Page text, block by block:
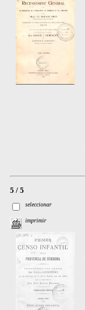
5 / 5
seleccionar
imprimir